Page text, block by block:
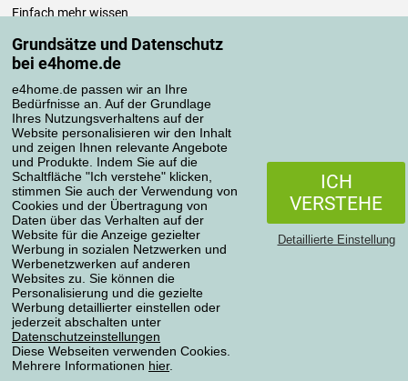
Grundsätze und Datenschutz
bei e4home.de
e4home.de passen wir an Ihre
Bedürfnisse an. Auf der Grundlage
Ihres Nutzungsverhaltens auf der
Website personalisieren wir den Inhalt
und zeigen Ihnen relevante Angebote
und Produkte. Indem Sie auf die
Schaltfläche "Ich verstehe" klicken,
stimmen Sie auch der Verwendung von
Cookies und der Übertragung von
Daten über das Verhalten auf der
Website für die Anzeige gezielter
Werbung in sozialen Netzwerken und
Werbenetzwerken auf anderen
Websites zu. Sie können die
Personalisierung und die gezielte
Werbung detaillierter einstellen oder
jederzeit abschalten unter
Datenschutzeinstellungen
Diese Webseiten verwenden Cookies.
Mehrere Informationen hier.
ICH
VERSTEHE
Detaillierte Einstellung
Einfach mehr wissen
Transportarten
Zahlungsmethoden
Zuverlässiger Shop
Datenschutzerklärung
Alle Rechte vorbehalten © 2004-2026 4home, a.s.